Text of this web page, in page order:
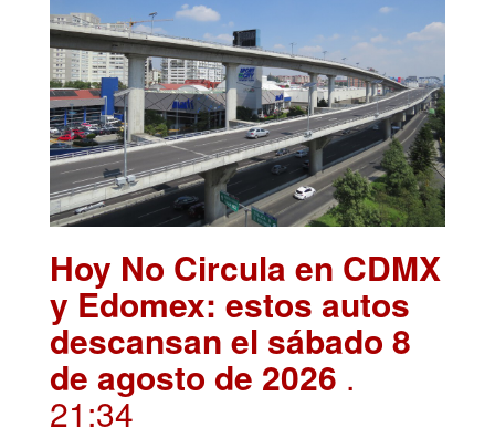
Hoy No Circula en CDMX
y Edomex: estos autos
descansan el sábado 8
de agosto de 2026 .
21:34